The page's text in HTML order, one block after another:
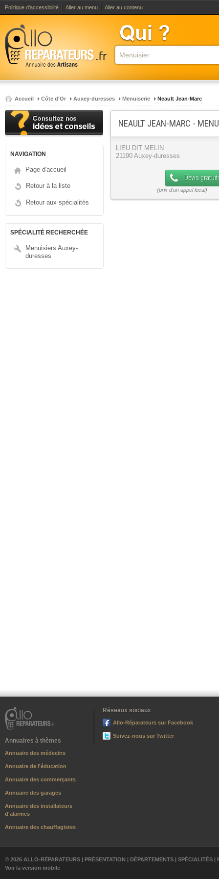
Politique d'accessibilité Aller au menu Aller au contenu
Accueil Côte d'Or Auxey-duresses Menuiserie Neault Jean-Marc
NAVIGATION
Page d'accueil
Retour à la liste
Retour aux spécialités
SPÉCIALITÉ RECHERCHÉE
Menuisiers Auxey-
duresses
NEAULT JEAN-MARC -
LIEU DIT MELIN
21190 Auxey-duresses
Devis
Annuaires à thèmes
Annuaire des médecins
Annuaire de l'éducation
Annuaire des commerçants
Annuaire des garages
Annuaire des installateurs
d'alarmes
Annuaire des chauffagistes
Réseaux sociaux
Allo-Réparateurs sur Facebook
Suivez-nous sur Twitter
© 2026 ALLO-RÉPARATEURS | PRÉSENTATION | DÉPARTEMENTS | SPÉCIALITÉS |
Voir la version mobile